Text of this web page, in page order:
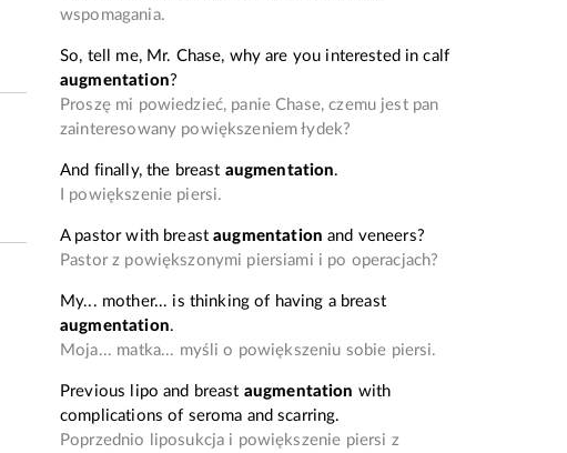
wspomagania.
So, tell me, Mr. Chase, why are you interested in calf
augmentation?
Proszę mi powiedzieć, panie Chase, czemu jest pan
zainteresowany powiększeniem łydek?
And finally, the breast augmentation.
I powiększenie piersi.
A pastor with breastaugmentation and veneers?
Pastor z powiększonymi piersiami i po operacjach?
My... mother... is thinking of having a breast
augmentation.
Moja... matka... myśli o powiększeniu sobie piersi.
Previous lipo and breast augmentation with
complications of seroma and scarring.
Poprzednio liposukcja i powiększenie piersi z